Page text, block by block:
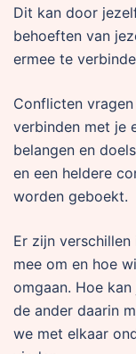
Dit kan door
behoeften van
ermee te
Conflicten
verbinden met je
belangen en
en een heldere
worden geboekt.
Er zijn
mee om en hoe
omgaan. Hoe
de ander daarin
we met elkaar